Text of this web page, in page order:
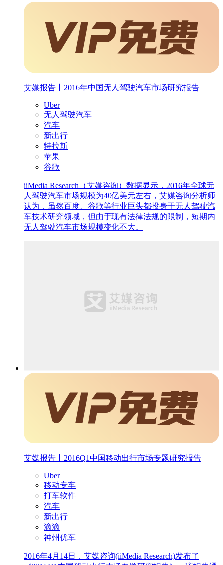
艾媒报告丨2016年中国无人驾驶汽车市场研究报告
Uber
无人驾驶汽车
汽车
新出行
特拉斯
苹果
谷歌
iiMedia Research（艾媒咨询）数据显示，2016年全球无
人驾驶汽车市场规模为40亿美元左右，艾媒咨询分析师
认为，虽然百度、谷歌等行业巨头都投身于无人驾驶汽
车技术研究领域，但由于现有法律法规的限制，短期内
无人驾驶汽车市场规模变化不大。
艾媒报告丨2016Q1中国移动出行市场专题研究报告
Uber
移动专车
打车软件
汽车
新出行
滴滴
神州优车
2016年4月14日，艾媒咨询(iiMedia Research)发布了